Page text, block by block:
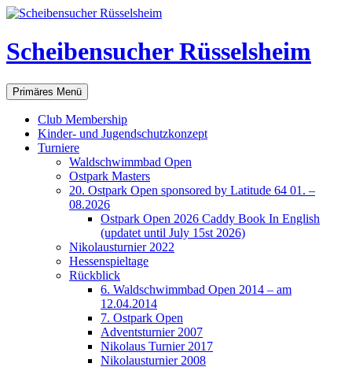
Scheibensucher Rüsselsheim
Suchen
Primäres Menü Zum
Inhalt
springen
Club Membership
Kinder- und Jugendschutzkonzept
Turniere
Waldschwimmbad Open
Ostpark Masters
20. Ostpark Open sponsored by Latitude 64 01. –
08.2026
Ostpark Open 2026 Caddy Book In English
(updatet until July 15st 2026)
Nikolausturnier 2022
Hessenspieltage
Rückblick
6. Waldschwimmbad Open 2014 – am
12.04.2014
7. Ostpark Open
Adventsturnier 2007
Nikolaus Turnier 2017
Nikolausturnier 2008